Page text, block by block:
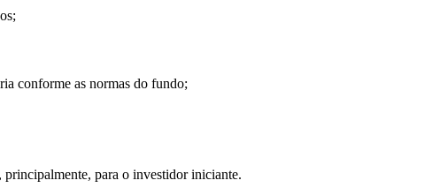
conforme as normas do fundo;
principalmente, para o investidor iniciante.